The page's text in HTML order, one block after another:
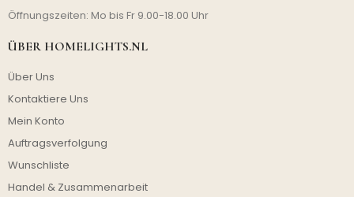
Öffnungszeiten: Mo bis Fr 9.00-18.00 Uhr
ÜBER HOMELIGHTS.NL
Über Uns
Kontaktiere Uns
Mein Konto
Auftragsverfolgung
Wunschliste
Handel & Zusammenarbeit